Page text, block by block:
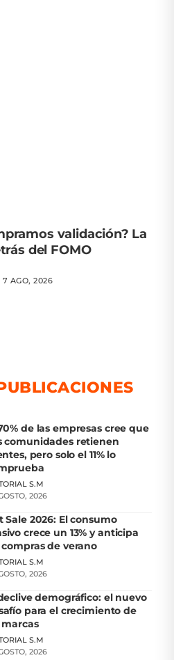
validación? La
del FOMO
7 AGO, 2026
de las empresas cree que
comunidades retienen
pero solo el 11% lo
S.M
2026
Sale 2026: El consumo
crece un 13% y anticipa
compras de verano
S.M
2026
demográfico: el nuevo
para el crecimiento de
marcas
S.M
2026